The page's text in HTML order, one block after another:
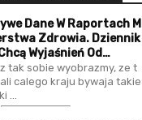
Dane W Raportach M
Zdrowia. Dziennik
Wyjaśnień Od…
tak sobie wyobrazmy, ze t
calego kraju bywaja takie
...